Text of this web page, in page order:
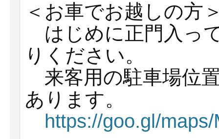
＜お車でお越しの方
はじめに正門入っ
りください。
来客用の駐車場位
あります。
https://goo.gl/